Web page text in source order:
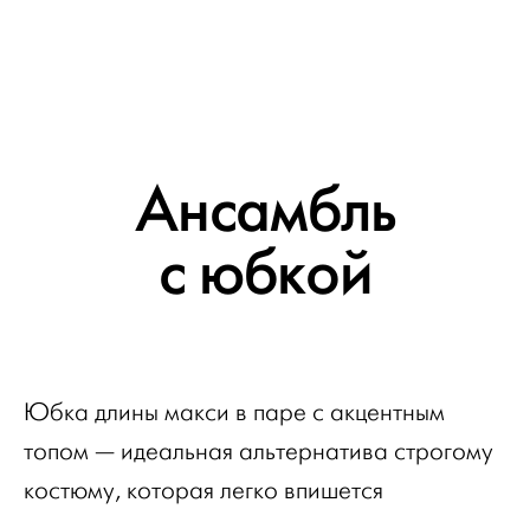
Ансамбль
с юбкой
Юбка длины макси в паре с акцентным
топом — идеальная альтернатива строгому
костюму, которая легко впишется